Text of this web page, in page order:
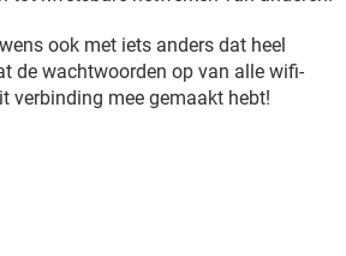
ook met iets anders dat heel
de wachtwoorden op van alle wifi-
verbinding mee gemaakt hebt!